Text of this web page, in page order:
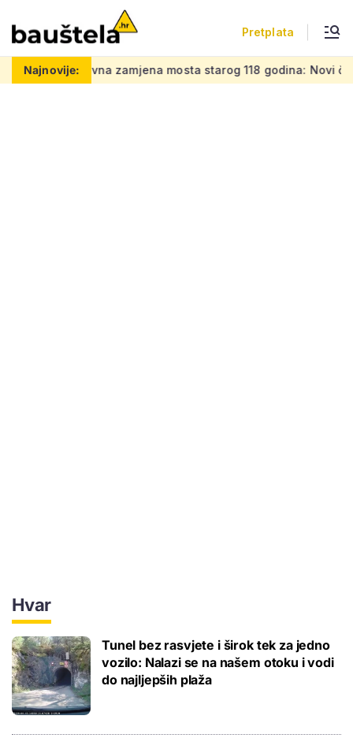
Pretplata
Najnovije:
Zahtjevna zamjena mosta starog 118 godina: Novi čelični
Hvar
Tunel bez rasvjete i širok tek za jedno
vozilo: Nalazi se na našem otoku i vodi
do najljepših plaža